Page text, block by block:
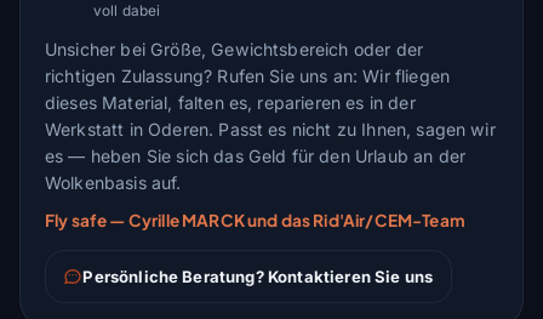
voll dabei
Unsicher bei Größe, Gewichtsbereich oder der
richtigen Zulassung? Rufen Sie uns an: Wir fliegen
dieses Material, falten es, reparieren es in der
Werkstatt in Oderen. Passt es nicht zu Ihnen, sagen wir
es — heben Sie sich das Geld für den Urlaub an der
Wolkenbasis auf.
Fly safe — Cyrille MARCK und das Rid'Air/CEM-Team
Persönliche Beratung? Kontaktieren Sie uns